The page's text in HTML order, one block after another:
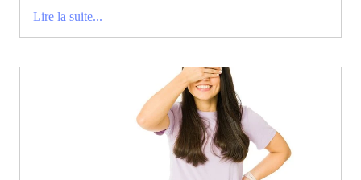
Lire la suite...